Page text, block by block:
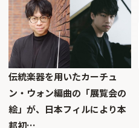
伝統楽器を用いたカーチュ
ン・ウォン編曲の「展覧会の
絵」が、日本フィルにより本
邦初…